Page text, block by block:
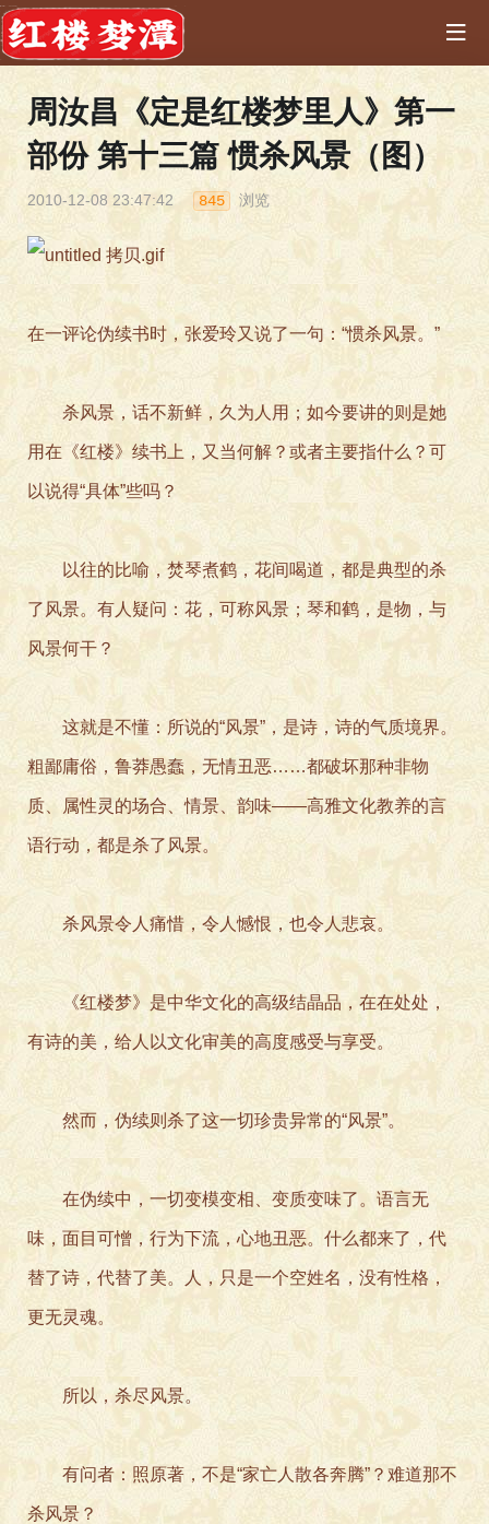
周汝昌《定是红楼梦里人》第一
部份 第十三篇 惯杀风景（图）
2010-12-08 23:47:42 845 浏览
在一评论伪续书时，张爱玲又说了一句：“惯杀风景。”
杀风景，话不新鲜，久为人用；如今要讲的则是她
用在《红楼》续书上，又当何解？或者主要指什么？可
以说得“具体”些吗？
以往的比喻，焚琴煮鹤，花间喝道，都是典型的杀
了风景。有人疑问：花，可称风景；琴和鹤，是物，与
风景何干？
这就是不懂：所说的“风景”，是诗，诗的气质境界。
粗鄙庸俗，鲁莽愚蠢，无情丑恶……都破坏那种非物
质、属性灵的场合、情景、韵味——高雅文化教养的言
语行动，都是杀了风景。
杀风景令人痛惜，令人憾恨，也令人悲哀。
《红楼梦》是中华文化的高级结晶品，在在处处，
有诗的美，给人以文化审美的高度感受与享受。
然而，伪续则杀了这一切珍贵异常的“风景”。
在伪续中，一切变模变相、变质变味了。语言无
味，面目可憎，行为下流，心地丑恶。什么都来了，代
替了诗，代替了美。人，只是一个空姓名，没有性格，
更无灵魂。
所以，杀尽风景。
有问者：照原著，不是“家亡人散各奔腾”？难道那不
杀风景？